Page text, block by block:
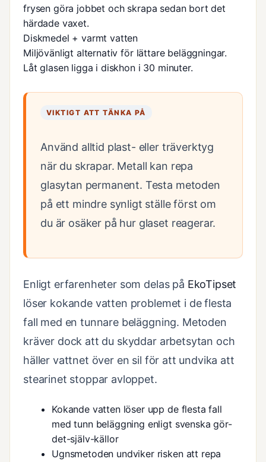
frysen göra jobbet och skrapa sedan bort det
härdade vaxet.
Diskmedel + varmt vatten
Miljövänligt alternativ för lättare beläggningar.
Låt glasen ligga i diskhon i 30 minuter.
VIKTIGT ATT TÄNKA PÅ
Använd alltid plast- eller träverktyg
när du skrapar. Metall kan repa
glasytan permanent. Testa metoden
på ett mindre synligt ställe först om
du är osäker på hur glaset reagerar.
Enligt erfarenheter som delas på EkoTipset
löser kokande vatten problemet i de flesta
fall med en tunnare beläggning. Metoden
kräver dock att du skyddar arbetsytan och
häller vattnet över en sil för att undvika att
stearinet stoppar avloppet.
Kokande vatten löser upp de flesta fall
med tunn beläggning enligt svenska gör-
det-själv-källor
Ugnsmetoden undviker risken att repa